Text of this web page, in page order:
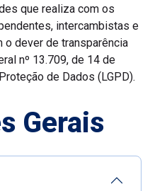
que realiza com os
intercambistas e
o dever de transparência
nº 13.709, de 14 de
de Dados (LGPD).
Gerais